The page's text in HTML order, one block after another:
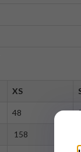
XS
48
158